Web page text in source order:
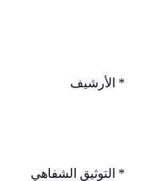
* الأرشيف
* التوثيق الشفاهي